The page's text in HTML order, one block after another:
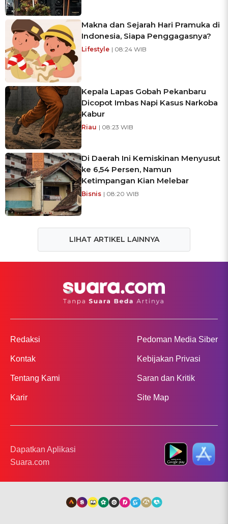
Makna dan Sejarah Hari Pramuka di
Indonesia, Siapa Penggagasnya?
Lifestyle | 08:24 WIB
Kepala Lapas Gobah Pekanbaru
Dicopot Imbas Napi Kasus Narkoba
Kabur
Riau | 08:23 WIB
Di Daerah Ini Kemiskinan Menyusut
ke 6,54 Persen, Namun
Ketimpangan Kian Melebar
Bisnis | 08:20 WIB
LIHAT ARTIKEL LAINNYA
Redaksi
Kontak
Tentang Kami
Karir
Pedoman Media Siber
Kebijakan Privasi
Saran dan Kritik
Site Map
Dapatkan Aplikasi
Suara.com